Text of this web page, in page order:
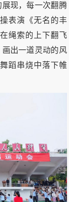
现，每一次翻腾
表演《无名的丰
绳索的上下翻飞
出一道灵动的风
蹈串烧中落下帷